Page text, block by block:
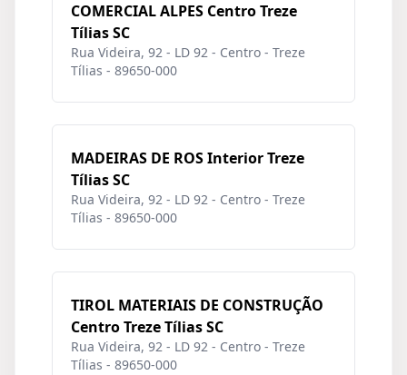
COMERCIAL ALPES Centro Treze
Tílias SC
Rua Videira, 92 - LD 92 - Centro - Treze
Tílias - 89650-000
MADEIRAS DE ROS Interior Treze
Tílias SC
Rua Videira, 92 - LD 92 - Centro - Treze
Tílias - 89650-000
TIROL MATERIAIS DE CONSTRUÇÃO
Centro Treze Tílias SC
Rua Videira, 92 - LD 92 - Centro - Treze
Tílias - 89650-000